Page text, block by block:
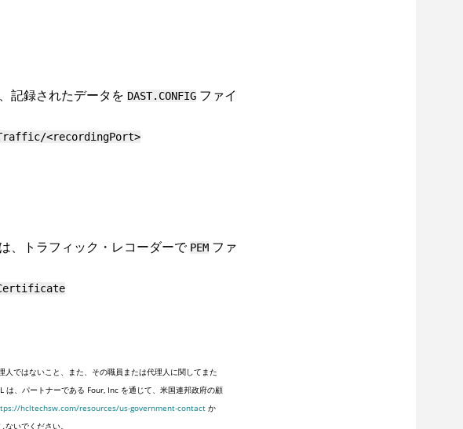
記録されたデータを DAST.CONFIGファイ
<recordingPort>
、トラフィック・レコーダーで PEMファ
ではないこと、また、その職員または代理人に関してまた
は、パートナーである Four, Inc を通じて、米国連邦政府の顧
hcltechsw.com/resources/us-government-contact か
いでください。